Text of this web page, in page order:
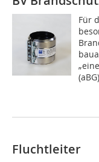
Für
Fluchtleiter